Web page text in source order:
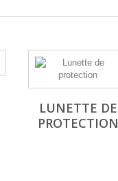
LUNETTE DE
PROTECTION